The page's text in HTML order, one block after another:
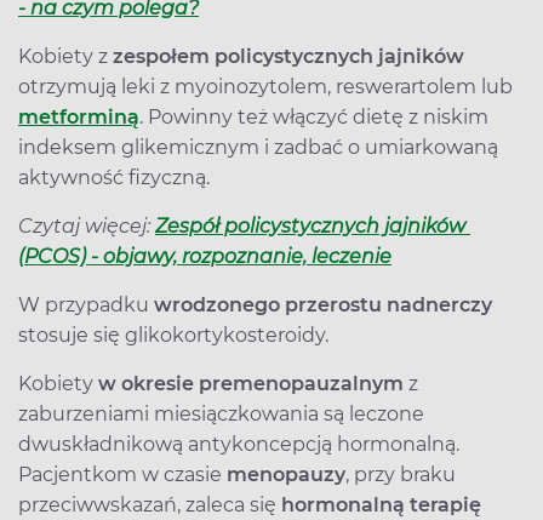
- na czym polega?
Kobiety z zespołem policystycznych jajników
otrzymują leki z myoinozytolem, reswerartolem lub
metforminą. Powinny też włączyć dietę z niskim
indeksem glikemicznym i zadbać o umiarkowaną
aktywność fizyczną.
Czytaj więcej: Zespół policystycznych jajników
(PCOS) - objawy, rozpoznanie, leczenie
W przypadku wrodzonego przerostu nadnerczy
stosuje się glikokortykosteroidy.
Kobiety w okresie premenopauzalnym z
zaburzeniami miesiączkowania są leczone
dwuskładnikową antykoncepcją hormonalną.
Pacjentkom w czasie menopauzy, przy braku
przeciwwskazań, zaleca się hormonalną terapię